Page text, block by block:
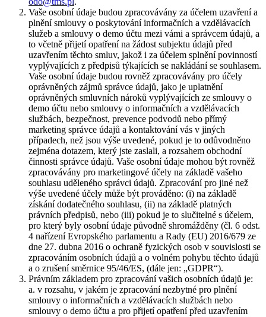
Vaše osobní údaje budou zpracovávány za účelem uzavření a
plnění smlouvy o poskytování informačních a vzdělávacích
služeb a smlouvy o demo účtu mezi vámi a správcem údajů, a
to včetně přijetí opatření na žádost subjektu údajů před
uzavřením těchto smluv, jakož i za účelem splnění povinností
vyplývajících z předpisů týkajících se nakládání se souhlasem.
Vaše osobní údaje budou rovněž zpracovávány pro účely
oprávněných zájmů správce údajů, jako je uplatnění
oprávněných smluvních nároků vyplývajících ze smlouvy o
demo účtu nebo smlouvy o informačních a vzdělávacích
službách, bezpečnost, prevence podvodů nebo přímý
marketing správce údajů a kontaktování vás v jiných
případech, než jsou výše uvedené, pokud je to odůvodněno
zejména dotazem, který jste zaslali, a rozsahem obchodní
činnosti správce údajů. Vaše osobní údaje mohou být rovněž
zpracovávány pro marketingové účely na základě vašeho
souhlasu uděleného správci údajů. Zpracování pro jiné než
výše uvedené účely může být prováděno: (i) na základě
získání dodatečného souhlasu, (ii) na základě platných
právních předpisů, nebo (iii) pokud je to slučitelné s účelem,
pro který byly osobní údaje původně shromážděny (čl. 6 odst.
4 nařízení Evropského parlamentu a Rady (EU) 2016/679 ze
dne 27. dubna 2016 o ochraně fyzických osob v souvislosti se
zpracováním osobních údajů a o volném pohybu těchto údajů
a o zrušení směrnice 95/46/ES, (dále jen: „GDPR“).
Právním základem pro zpracování vašich osobních údajů je:
a. v rozsahu, v jakém je zpracování nezbytné pro plnění
smlouvy o informačních a vzdělávacích službách nebo
smlouvy o demo účtu a pro přijetí opatření před uzavřením